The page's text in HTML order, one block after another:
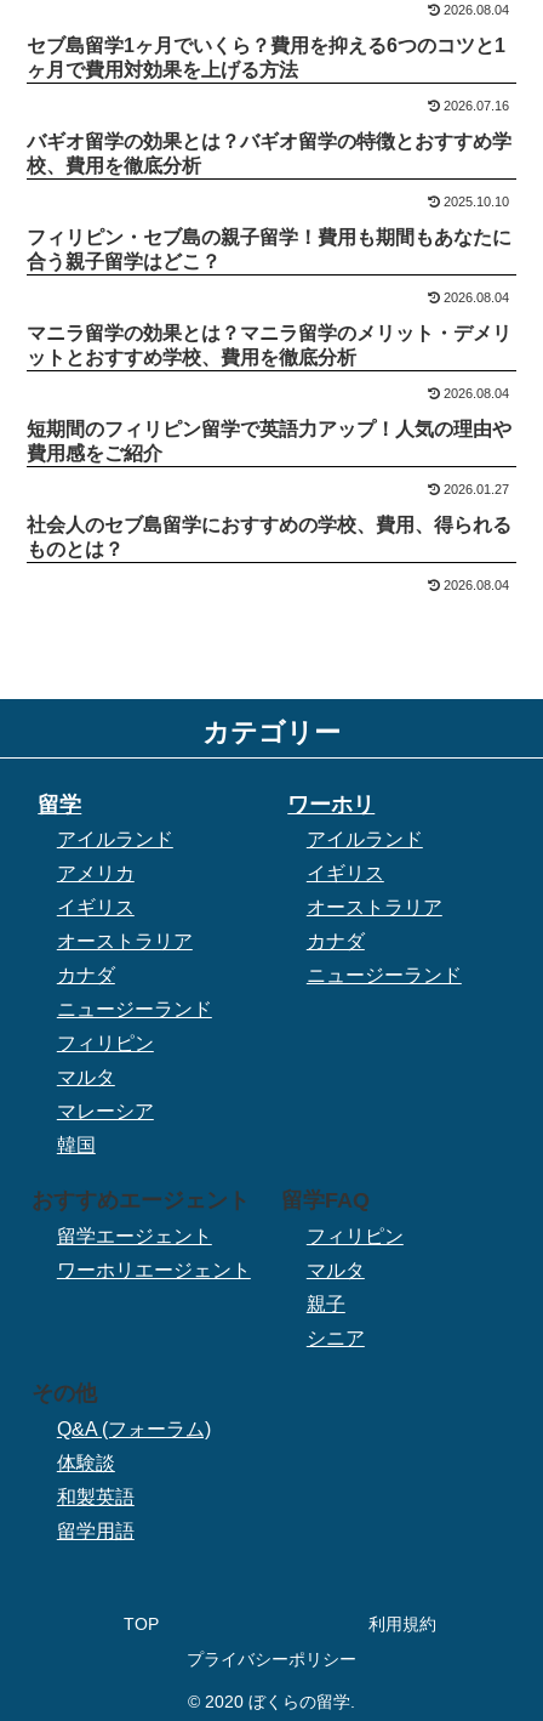
2026.08.04
セブ島留学1ヶ月でいくら？費用を抑える6つのコツと1
ヶ月で費用対効果を上げる方法
2026.07.16
バギオ留学の効果とは？バギオ留学の特徴とおすすめ学
校、費用を徹底分析
2025.10.10
フィリピン・セブ島の親子留学！費用も期間もあなたに
合う親子留学はどこ？
2026.08.04
マニラ留学の効果とは？マニラ留学のメリット・デメリ
ットとおすすめ学校、費用を徹底分析
2026.08.04
短期間のフィリピン留学で英語力アップ！人気の理由や
費用感をご紹介
2026.01.27
社会人のセブ島留学におすすめの学校、費用、得られる
ものとは？
2026.08.04
カテゴリー
留学
アイルランド
アメリカ
イギリス
オーストラリア
カナダ
ニュージーランド
フィリピン
マルタ
マレーシア
韓国
ワーホリ
アイルランド
イギリス
オーストラリア
カナダ
ニュージーランド
おすすめエージェント
留学エージェント
ワーホリエージェント
留学FAQ
フィリピン
マルタ
親子
シニア
その他
Q&A (フォーラム)
体験談
和製英語
留学用語
TOP
利用規約
プライバシーポリシー
© 2020 ぼくらの留学.